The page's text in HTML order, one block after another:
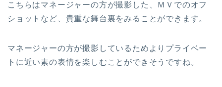
こちらはマネージャーの方が撮影した、ＭＶでのオフ
ショットなど、貴重な舞台裏をみることができます。
マネージャーの方が撮影しているためよりプライベー
トに近い素の表情を楽しむことができそうですね。